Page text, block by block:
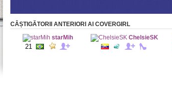
CÂȘTIGĂTORII ANTERIORI AI COVERGIRL
starMih
21
ChelsieSK